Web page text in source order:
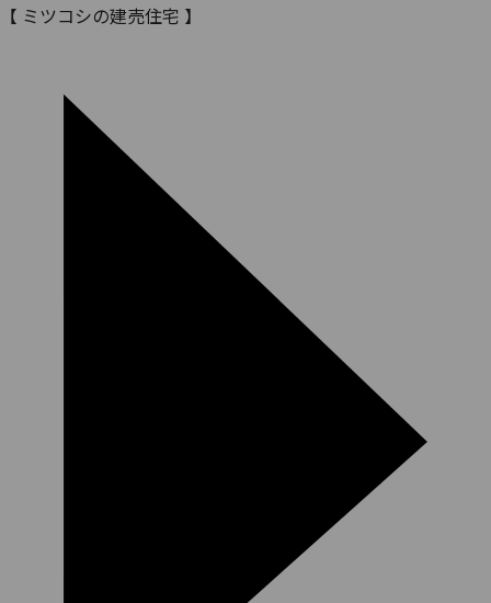
【 ミツコシの建売住宅 】